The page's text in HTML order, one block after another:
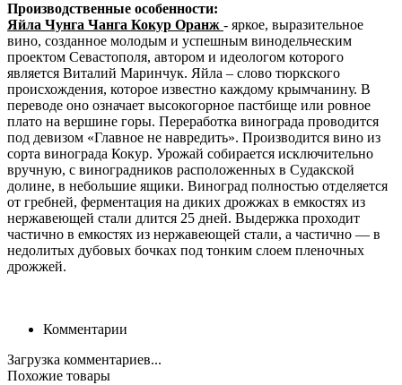
Производственные особенности:
Яйла Чунга Чанга Кокур Оранж - яркое, выразительное
вино, созданное молодым и успешным винодельческим
проектом Севастополя, автором и идеологом которого
является Виталий Маринчук. Яйла – слово тюркского
происхождения, которое известно каждому крымчанину. В
переводе оно означает высокогорное пастбище или ровное
плато на вершине горы. Переработка винограда проводится
под девизом «Главное не навредить». Производится вино из
сорта винограда Кокур. Урожай собирается исключительно
вручную, с виноградников расположенных в Судакской
долине, в небольшие ящики. Виноград полностью отделяется
от гребней, ферментация на диких дрожжах в емкостях из
нержавеющей стали длится 25 дней. Выдержка проходит
частично в емкостях из нержавеющей стали, а частично — в
недолитых дубовых бочках под тонким слоем пленочных
дрожжей.
Комментарии
Загрузка комментариев...
Похожие товары